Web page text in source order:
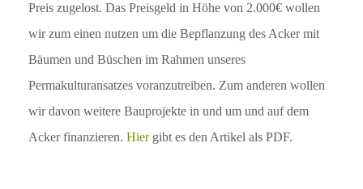
Preis zugelost. Das Preisgeld in Höhe von 2.000€ wollen
wir zum einen nutzen um die Bepflanzung des Acker mit
Bäumen und Büschen im Rahmen unseres
Permakulturansatzes voranzutreiben. Zum anderen wollen
wir davon weitere Bauprojekte in und um und auf dem
Acker finanzieren. Hiergibt es den Artikel als PDF.